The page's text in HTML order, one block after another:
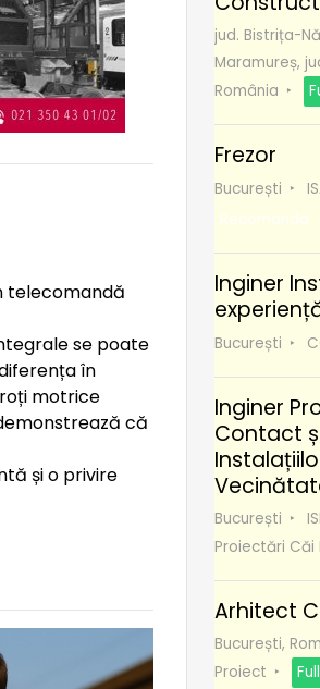
telecomandă
se poate
în
motrice
că
și o privire
jud. Bistrița-
Maramureș,
România
Frezor
București
Recomanda
Inginer
București
Inginer
Contact
București
Proiectări Căi
Arhitect
București,
Proiect